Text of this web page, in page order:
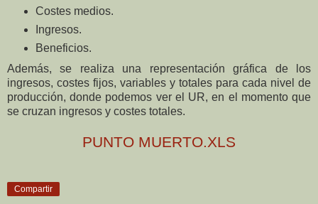
Costes medios.
Ingresos.
Beneficios.
Además, se realiza una representación gráfica de los
ingresos, costes fijos, variables y totales para cada nivel de
producción, donde podemos ver el UR, en el momento que
se cruzan ingresos y costes totales.
PUNTO MUERTO.XLS
Compartir